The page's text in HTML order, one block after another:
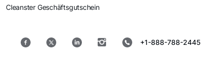
Cleanster Geschäftsgutschein
+1-888-788-2445